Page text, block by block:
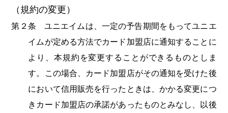
（規約の変更）
第２条 ユニエイムは、一定の予告期間をもってユニエ
イムが定める方法でカード加盟店に通知することに
より、本規約を変更することができるものとしま
す。この場合、カード加盟店がその通知を受けた後
において信用販売を行ったときは、かかる変更につ
きカード加盟店の承諾があったものとみなし、以後